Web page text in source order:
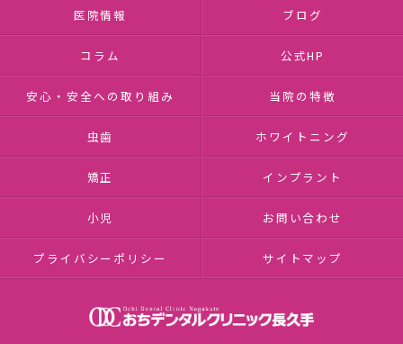
医院情報 ブログ
コラム 公式HP
安心・安全への取り組み 当院の特徴
虫歯 ホワイトニング
矯正 インプラント
小児 お問い合わせ
プライバシーポリシー サイトマップ